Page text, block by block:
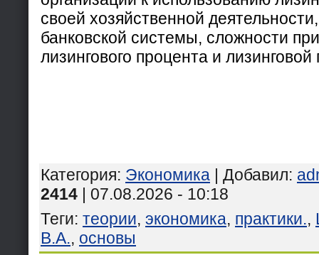
своей хозяйственной
банковской системы, сложности
лизингового процента и
Категория: Экономика | Добавил:
2414 | 07.08.2026 - 10:18
Теги: теории, экономика, практики.,
В.А., основы